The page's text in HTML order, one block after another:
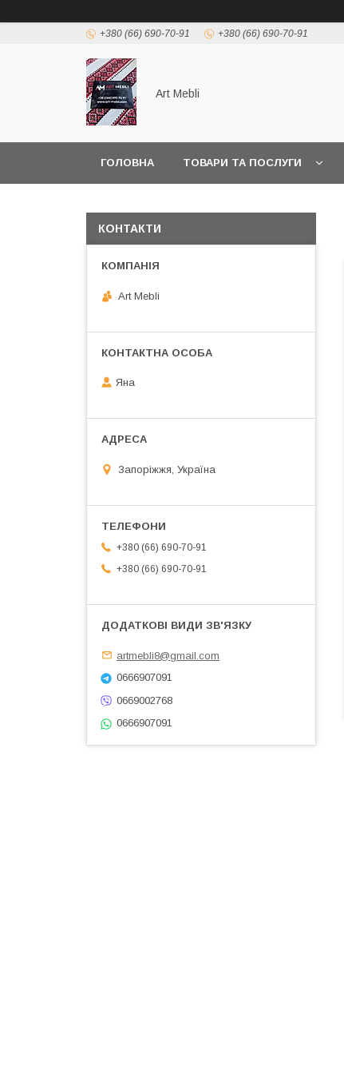
+380 (66) 690-70-91 +380 (66) 690-70-91
Art Mebli
ГОЛОВНА ТОВАРИ ТА ПОСЛУГИ
КОНТАКТИ
Art Mebli
Яна
Запоріжжя, Україна
+380 (66) 690-70-91
+380 (66) 690-70-91
artmebli8@gmail.com
0666907091
0669002768
0666907091